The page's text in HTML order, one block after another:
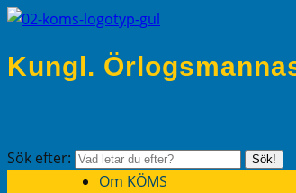
Kungl.
Sök efter: Sök!
Om KÖMS